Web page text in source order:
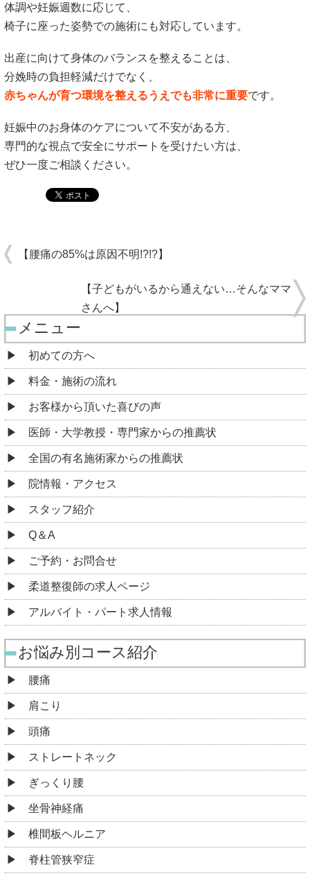
体調や妊娠週数に応じて、
椅子に座った姿勢での施術にも対応しています。
出産に向けて身体のバランスを整えることは、
分娩時の負担軽減だけでなく、
赤ちゃんが育つ環境を整えるうえでも非常に重要です。
妊娠中のお身体のケアについて不安がある方、
専門的な視点で安全にサポートを受けたい方は、
ぜひ一度ご相談ください。
【腰痛の85%は原因不明!?!?】
【子どもがいるから通えない…そんなママ
さんへ】
メニュー
初めての方へ
料金・施術の流れ
お客様から頂いた喜びの声
医師・大学教授・専門家からの推薦状
全国の有名施術家からの推薦状
院情報・アクセス
スタッフ紹介
Q＆A
ご予約・お問合せ
柔道整復師の求人ページ
アルバイト・パート求人情報
お悩み別コース紹介
腰痛
肩こり
頭痛
ストレートネック
ぎっくり腰
坐骨神経痛
椎間板ヘルニア
脊柱管狭窄症